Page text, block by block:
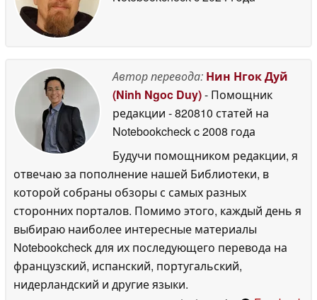
Автор перевода: Нин Нгок Дуй
(Ninh Ngoc Duy)- Помощник
редакции - 820810 статей на
Notebookcheckc 2008 года
Будучи помощником редакции, я
отвечаю за пополнение нашей Библиотеки, в
которой собраны обзоры с самых разных
сторонних порталов. Помимо этого, каждый день я
выбираю наиболее интересные материалы
Notebookcheck для их последующего перевода на
французский, испанский, португальский,
нидерландский и другие языки.